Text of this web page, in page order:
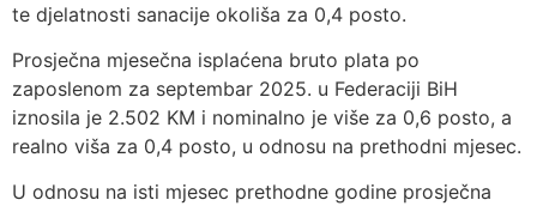
te djelatnosti sanacije okoliša za 0,4 posto.
Prosječna mjesečna isplaćena bruto plata po
zaposlenom za septembar 2025. u Federaciji BiH
iznosila je 2.502 KM i nominalno je više za 0,6 posto, a
realno viša za 0,4 posto, u odnosu na prethodni mjesec.
U odnosu na isti mjesec prethodne godine prosječna